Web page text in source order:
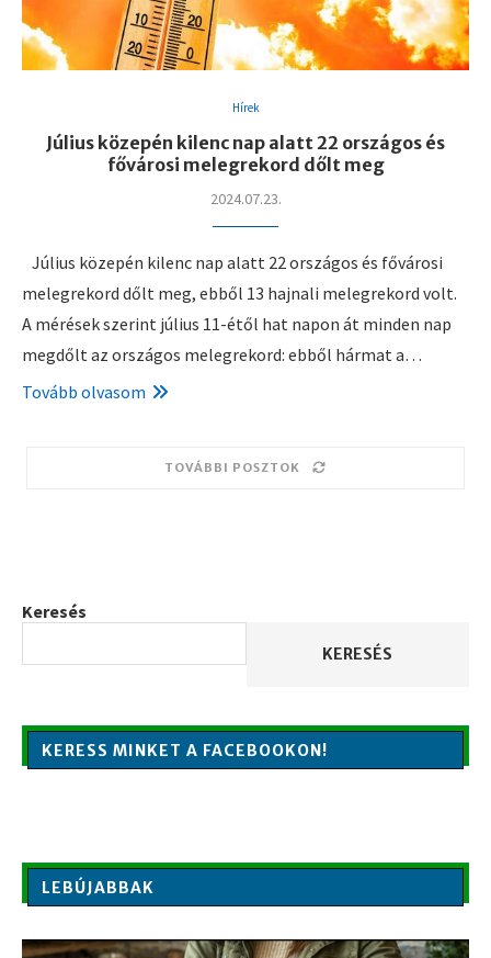
Hírek
Július közepén kilenc nap alatt 22 országos és
fővárosi melegrekord dőlt meg
2024.07.23.
Július közepén kilenc nap alatt 22 országos és fővárosi
melegrekord dőlt meg, ebből 13 hajnali melegrekord volt.
A mérések szerint július 11-étől hat napon át minden nap
megdőlt az országos melegrekord: ebből hármat a…
Tovább olvasom
TOVÁBBI POSZTOK
Keresés
KERESÉS
KERESS MINKET A FACEBOOKON!
LEBÚJABBAK